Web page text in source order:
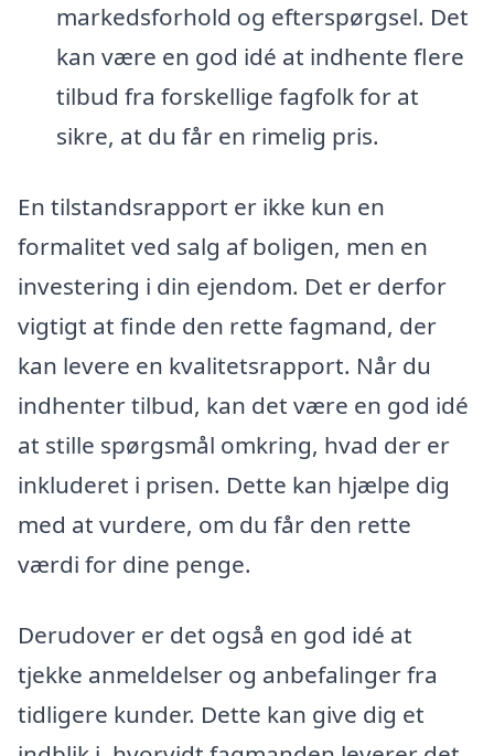
markedsforhold og efterspørgsel. Det
kan være en god idé at indhente flere
tilbud fra forskellige fagfolk for at
sikre, at du får en rimelig pris.
En tilstandsrapport er ikke kun en
formalitet ved salg af boligen, men en
investering i din ejendom. Det er derfor
vigtigt at finde den rette fagmand, der
kan levere en kvalitetsrapport. Når du
indhenter tilbud, kan det være en god idé
at stille spørgsmål omkring, hvad der er
inkluderet i prisen. Dette kan hjælpe dig
med at vurdere, om du får den rette
værdi for dine penge.
Derudover er det også en god idé at
tjekke anmeldelser og anbefalinger fra
tidligere kunder. Dette kan give dig et